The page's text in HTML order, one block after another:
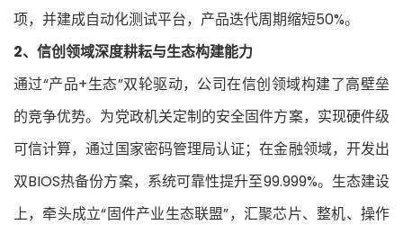
项，并建成自动化测试平台，产品迭代周期缩短50%。
2、信创领域深度耕耘与生态构建能力
通过“产品+生态”双轮驱动，公司在信创领域构建了高壁垒
的竞争优势。为党政机关定制的安全固件方案，实现硬件级
可信计算，通过国家密码管理局认证；在金融领域，开发出
双BIOS热备份方案，系统可靠性提升至99.999%。生态建设
上，牵头成立“固件产业生态联盟”，汇聚芯片、整机、操作